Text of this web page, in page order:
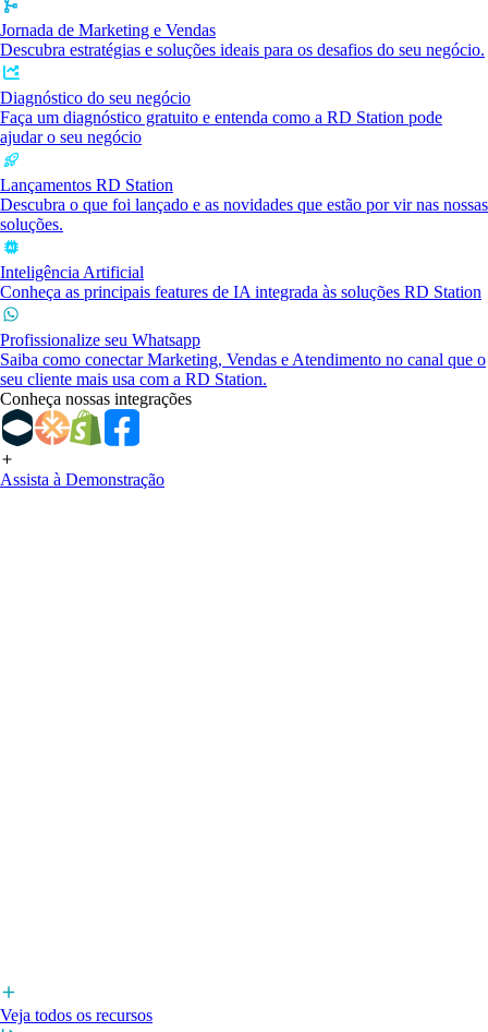
Jornada de Marketing e Vendas
Descubra estratégias e soluções ideais para os desafios do seu negócio.
Diagnóstico do seu negócio
Faça um diagnóstico gratuito e entenda como a RD Station pode
ajudar o seu negócio
Lançamentos RD Station
Descubra o que foi lançado e as novidades que estão por vir nas nossas
soluções.
Inteligência Artificial
Conheça as principais features de IA integrada às soluções RD Station
Profissionalize seu Whatsapp
Saiba como conectar Marketing, Vendas e Atendimento no canal que o
seu cliente mais usa com a RD Station.
Conheça nossas integrações
Assista à Demonstração
Veja todos os recursos